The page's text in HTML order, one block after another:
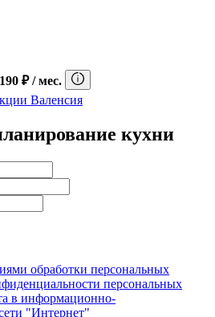
₽/ мес.
Валенсия
кухни
обработки персональных
персональных
в информационно-
"Интернет"